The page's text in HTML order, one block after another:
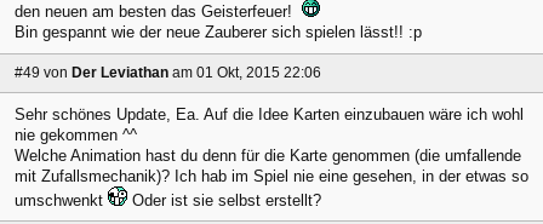
den neuen am besten das Geisterfeuer!
Bin gespannt wie der neue Zauberer sich spielen lässt!! :p
#49 von Der Leviathan am 01 Okt, 2015 22:06
Sehr schönes Update, Ea. Auf die Idee Karten einzubauen wäre ich wohl
nie gekommen ^^
Welche Animation hast du denn für die Karte genommen (die umfallende
mit Zufallsmechanik)? Ich hab im Spiel nie eine gesehen, in der etwas so
umschwenkt
Oder ist sie selbst erstellt?